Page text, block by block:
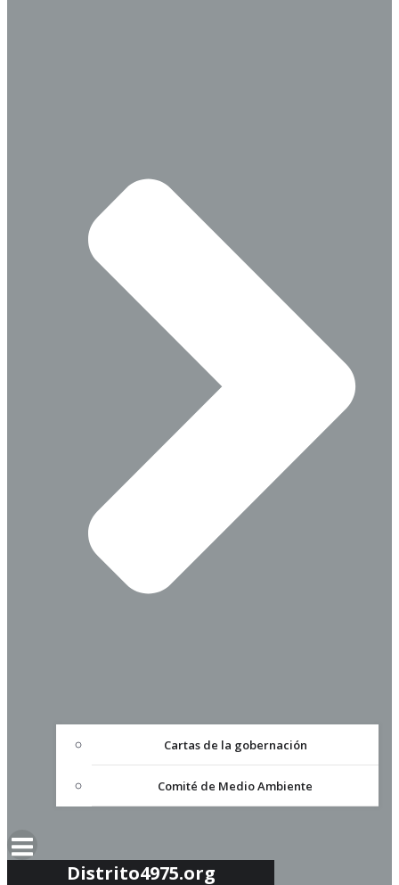
Cartas de la gobernación
Comité de Medio Ambiente
Distrito4975.org